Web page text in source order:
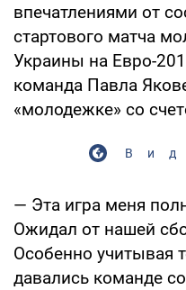
впечатлениями от
стартового матча
Украины на Евро-
команда Павла
«молодежке» со
— Эта игра меня
Ожидал от нашей
Особенно учитывая
давались команде